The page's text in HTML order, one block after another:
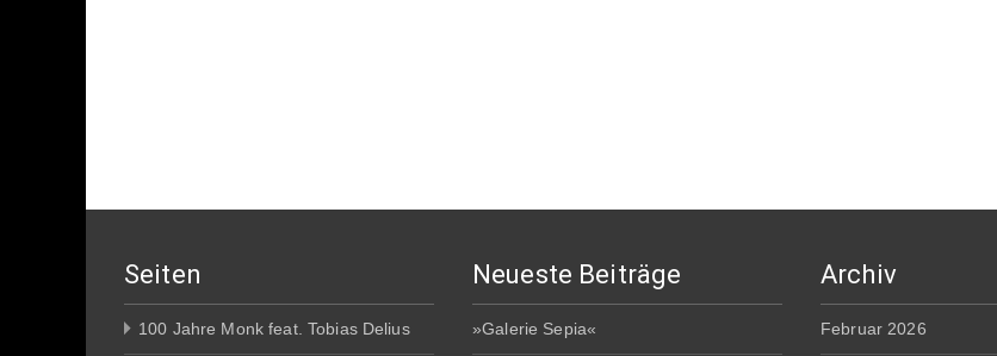
Seiten
100 Jahre Monk feat. Tobias Delius
Neueste Beiträge
»Galerie Sepia«
Archiv
Februar 2026